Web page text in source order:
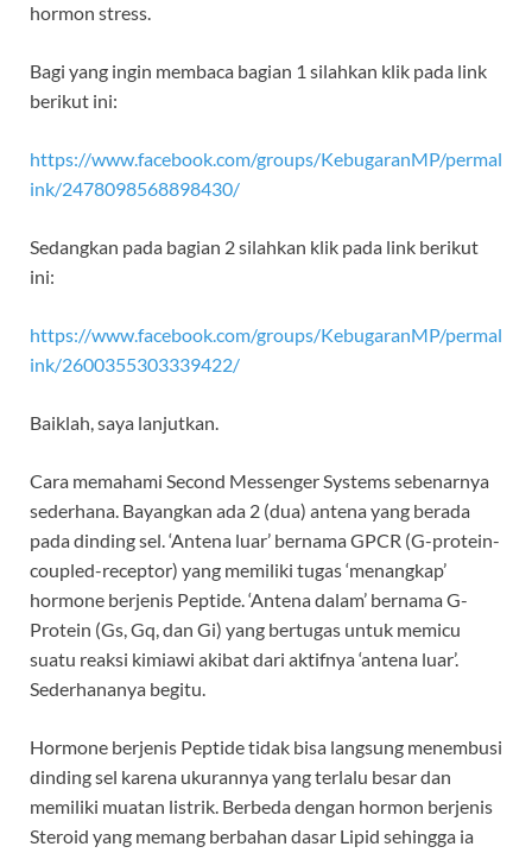
hormon stress.
Bagi yang ingin membaca bagian 1 silahkan klik pada link
berikut ini:
https://www.facebook.com/groups/KebugaranMP/permal
ink/2478098568898430/
Sedangkan pada bagian 2 silahkan klik pada link berikut
ini:
https://www.facebook.com/groups/KebugaranMP/permal
ink/2600355303339422/
Baiklah, saya lanjutkan.
Cara memahami Second Messenger Systems sebenarnya
sederhana. Bayangkan ada 2 (dua) antena yang berada
pada dinding sel. ‘Antena luar’ bernama GPCR (G-protein-
coupled-receptor) yang memiliki tugas ‘menangkap’
hormone berjenis Peptide. ‘Antena dalam’ bernama G-
Protein (Gs, Gq, dan Gi) yang bertugas untuk memicu
suatu reaksi kimiawi akibat dari aktifnya ‘antena luar’.
Sederhananya begitu.
Hormone berjenis Peptide tidak bisa langsung menembusi
dinding sel karena ukurannya yang terlalu besar dan
memiliki muatan listrik. Berbeda dengan hormon berjenis
Steroid yang memang berbahan dasar Lipid sehingga ia